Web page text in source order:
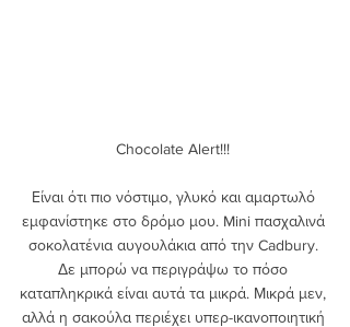
Chocolate Alert!!!
Είναι ότι πιο νόστιμο, γλυκό και αμαρτωλό
εμφανίστηκε στο δρόμο μου. Mini πασχαλινά
σοκολατένια αυγουλάκια από την Cadbury.
Δε μπορώ να περιγράψω το πόσο
καταπληκρικά είναι αυτά τα μικρά. Μικρά μεν,
αλλά η σακούλα περιέχει υπερ-ικανοποιητική